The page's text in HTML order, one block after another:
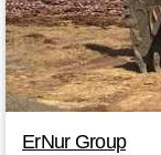
ErNur Group